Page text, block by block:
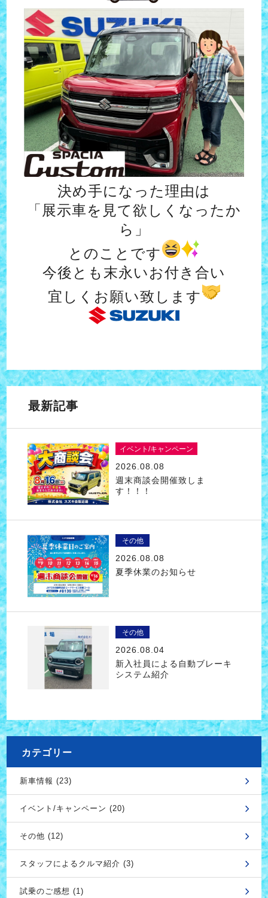
決め手になった理由は
「展示車を見て欲しくなったか
ら」
とのことです
今後とも末永いお付き合い
宜しくお願い致します
最新記事
イベント/キャンペーン
2026.08.08
週末商談会開催致しま
す！！！
その他
2026.08.08
夏季休業のお知らせ
その他
2026.08.04
新入社員による自動ブレーキ
システム紹介
カテゴリー
新車情報 (23)
イベント/キャンペーン (20)
その他 (12)
スタッフによるクルマ紹介 (3)
試乗のご感想 (1)